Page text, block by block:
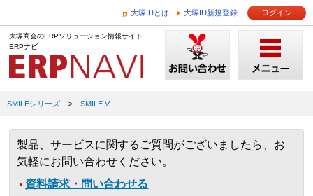
大塚IDとは 大塚ID新規登録 ログイン
大塚商会のERPソリューション情報サイト
ERPナビ
SMILEシリーズ SMILE V
製品、サービスに関するご質問がございましたら、お
気軽にお問い合わせください。
資料請求・問い合わせる